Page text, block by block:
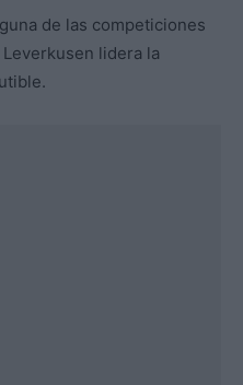
de las competiciones
lidera la